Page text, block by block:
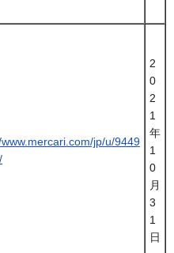
jp/u/9449
2
0
2
1
年
1
0
月
3
1
日